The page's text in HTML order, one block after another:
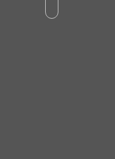
İçindekiler
Gültepe Su Kaçak -
Gültepe Su Kaçak -
Gültepe su kaçak bulma
destek taleplerinizi iletmek
tespiti detayları hakkında